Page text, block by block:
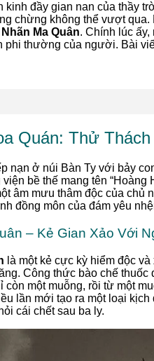
kinh đầy gian nan của thầy
chừng không thể vượt
Ma Quân. Chính lúc
phi thường của người. Bài
Quán: Thử
nạn ở núi Bàn Ty với bảy
viện bề thế mang tên
âm mưu thâm độc của
đồng môn của đám yêu
– Kẻ Gian Xảo Với
là một kẻ cực kỳ hiểm độc
Công thức bào chế thuốc
còn một muỗng, rồi từ một
lần mới tạo ra một loại
cái chết sau ba ly.